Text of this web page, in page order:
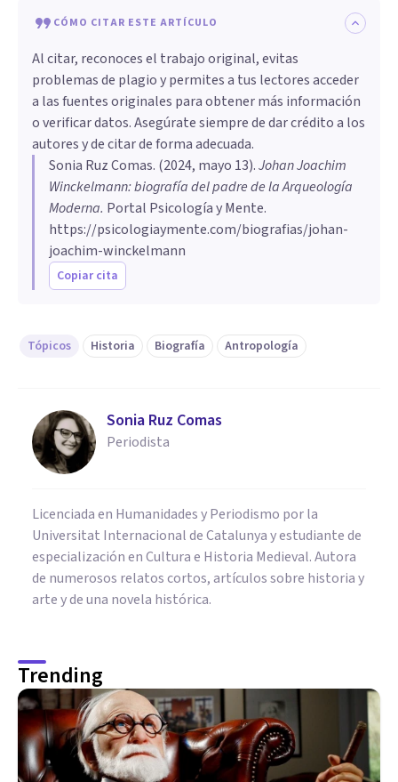
CÓMO CITAR ESTE ARTÍCULO
Al citar, reconoces el trabajo original, evitas
problemas de plagio y permites a tus lectores acceder
a las fuentes originales para obtener más información
o verificar datos. Asegúrate siempre de dar crédito a los
autores y de citar de forma adecuada.
Sonia Ruz Comas. (2024, mayo 13).Johan Joachim
Winckelmann: biografía del padre de la Arqueología
Moderna. Portal Psicología y Mente.
https://psicologiaymente.com/biografias/johan-
joachim-winckelmann
Copiar cita
Tópicos Historia Biografía Antropología
Sonia Ruz Comas
Periodista
Licenciada en Humanidades y Periodismo por la
Universitat Internacional de Catalunya y estudiante de
especialización en Cultura e Historia Medieval. Autora
de numerosos relatos cortos, artículos sobre historia y
arte y de una novela histórica.
Trending